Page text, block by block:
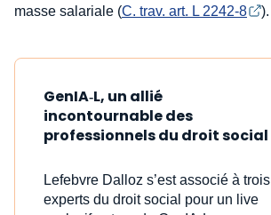
masse salariale (C. trav. art. L 2242-8 ).
GenIA‑L, un allié
incontournable des
professionnels du droit social
Lefebvre Dalloz s’est associé à trois
experts du droit social pour un live